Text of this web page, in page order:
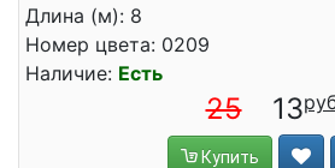
Длина (м): 8
Номер цвета: 0209
Наличие: Есть
25 13
Купить